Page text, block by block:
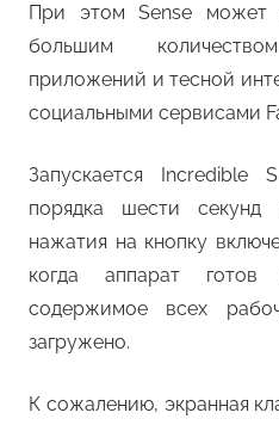
При этом Sense может
большим
приложений и тесной
социальными сервисами
Запускается Incredible
порядка шести
нажатия на кнопку
когда аппарат
содержимое всех
загружено.
К сожалению, экранная